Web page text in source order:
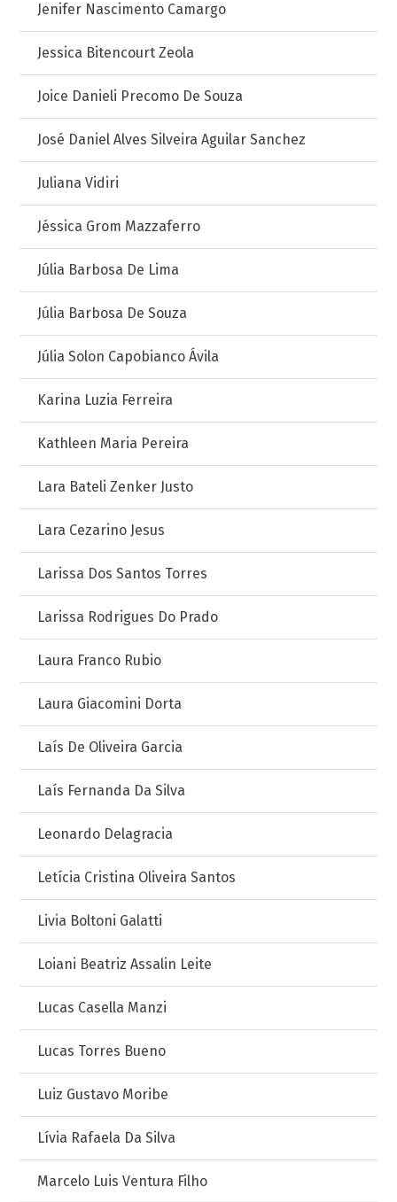
Jenifer Nascimento Camargo
Jessica Bitencourt Zeola
Joice Danieli Precomo De Souza
José Daniel Alves Silveira Aguilar Sanchez
Juliana Vidiri
Jéssica Grom Mazzaferro
Júlia Barbosa De Lima
Júlia Barbosa De Souza
Júlia Solon Capobianco Ávila
Karina Luzia Ferreira
Kathleen Maria Pereira
Lara Bateli Zenker Justo
Lara Cezarino Jesus
Larissa Dos Santos Torres
Larissa Rodrigues Do Prado
Laura Franco Rubio
Laura Giacomini Dorta
Laís De Oliveira Garcia
Laís Fernanda Da Silva
Leonardo Delagracia
Letícia Cristina Oliveira Santos
Livia Boltoni Galatti
Loiani Beatriz Assalin Leite
Lucas Casella Manzi
Lucas Torres Bueno
Luiz Gustavo Moribe
Lívia Rafaela Da Silva
Marcelo Luis Ventura Filho